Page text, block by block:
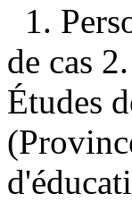
1.
de cas
Études